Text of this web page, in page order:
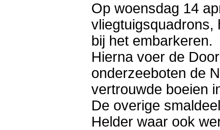
Op woensdag 14
vliegtuigsquadrons,
bij het embarkeren.
Hierna voer de
onderzeeboten de
vertrouwde boeien
De overige
Helder waar ook